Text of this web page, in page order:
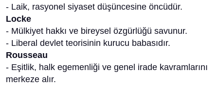
- Laik, rasyonel siyaset düşüncesine öncüdür.
Locke
- Mülkiyet hakkı ve bireysel özgürlüğü savunur.
- Liberal devlet teorisinin kurucu babasıdır.
Rousseau
- Eşitlik, halk egemenliği ve genel irade kavramlarını
merkeze alır.